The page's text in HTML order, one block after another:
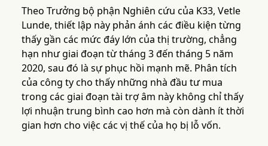
Theo Trưởng bộ phận Nghiên cứu của K33, Vetle
Lunde, thiết lập này phản ánh các điều kiện từng
thấy gần các mức đáy lớn của thị trường, chẳng
hạn như giai đoạn từ tháng 3 đến tháng 5 năm
2020, sau đó là sự phục hồi mạnh mẽ. Phân tích
của công ty cho thấy những nhà đầu tư mua
trong các giai đoạn tài trợ âm này không chỉ thấy
lợi nhuận trung bình cao hơn mà còn dành ít thời
gian hơn cho việc các vị thế của họ bị lỗ vốn.